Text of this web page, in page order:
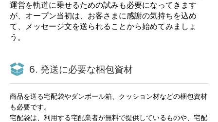
運営を軌道に乗せるための試みも必要になってきます
が、オープン当初は、お客さまに感謝の気持ちを込め
て、メッセージ文を送られることから始めてみましょ
う。
6. 発送に必要な梱包資材
商品を送る宅配袋やダンボール箱、クッション材などの梱包資材
も必要です。
宅配袋は、利用する宅配業者が無料で提供しているものや、宅配